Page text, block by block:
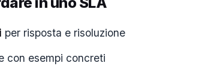
per risposta e risoluzione
con esempi concreti